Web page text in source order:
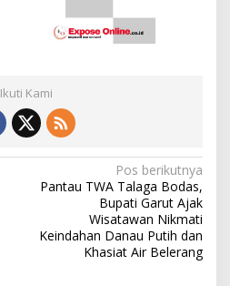
Ikuti Kami
Pos berikutnya
Pantau TWA Talaga Bodas,
Bupati Garut Ajak
Wisatawan Nikmati
Keindahan Danau Putih dan
Khasiat Air Belerang